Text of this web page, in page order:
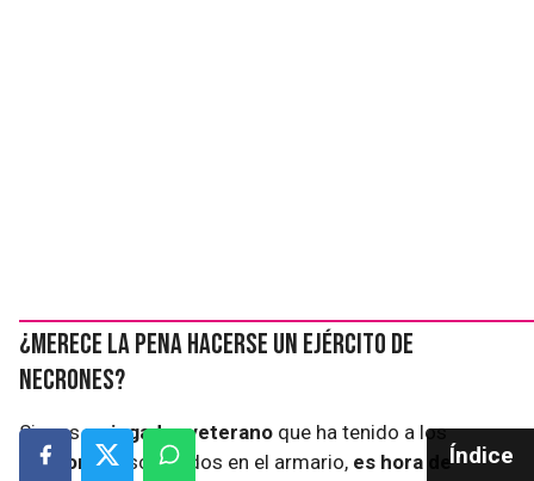
¿Merece la pena hacerse un ejército de
Necrones?
Si eres unjugador veterano que ha tenido a los
Necronesescondidos en el armario, es hora deÍndice